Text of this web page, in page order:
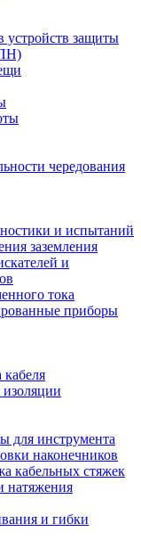
устройств защиты
чередования
и испытаний
заземления
и
тока
приборы
кабеля
для инструмента
наконечников
кабельных стяжек
натяжения
и гибки